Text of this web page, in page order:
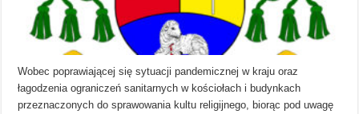
Wobec poprawiającej się sytuacji pandemicznej w kraju oraz
łagodzenia ograniczeń sanitarnych w kościołach i budynkach
przeznaczonych do sprawowania kultu religijnego, biorąc pod uwagę